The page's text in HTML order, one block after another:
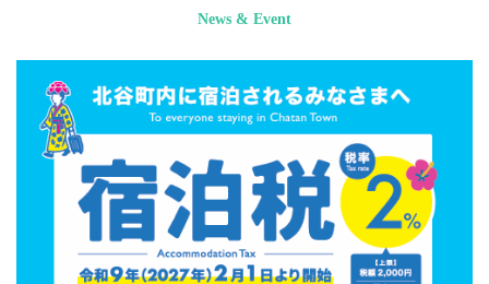
News & Event